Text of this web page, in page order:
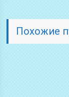
Похожие